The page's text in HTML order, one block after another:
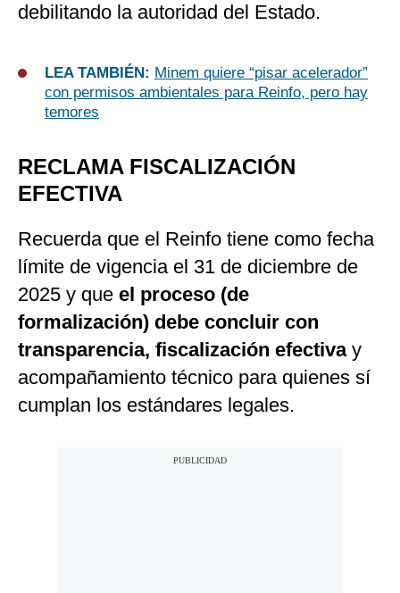
debilitando la autoridad del Estado.
LEA TAMBIÉN: Minem quiere “pisar acelerador”
con permisos ambientales para Reinfo, pero hay
temores
RECLAMA FISCALIZACIÓN
EFECTIVA
Recuerda que el Reinfo tiene como fecha
límite de vigencia el 31 de diciembre de
2025 y que el proceso (de
formalización) debe concluir con
transparencia, fiscalización efectivay
acompañamiento técnico para quienes sí
cumplan los estándares legales.